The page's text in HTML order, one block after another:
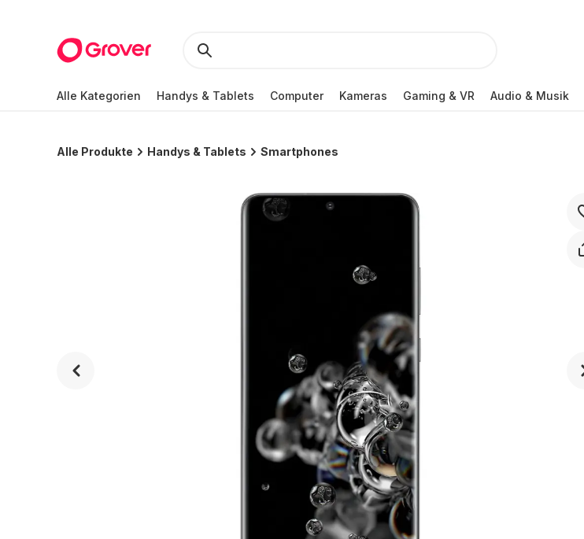
Alle Kategorien Handys & Tablets Computer Kameras Gaming & VR Audio & Musik
Alle Produkte Handys & Tablets Smartphones